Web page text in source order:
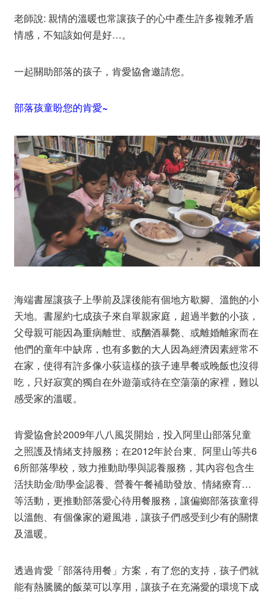
老師說: 親情的溫暖也常讓孩子的心中產生許多複雜矛盾
情感，不知該如何是好…。
一起關助部落的孩子，肯愛協會邀請您。
部落孩童盼您的肯愛~
海端書屋讓孩子上學前及課後能有個地方歇腳、溫飽的小
天地。書屋約七成孩子來自單親家庭，超過半數的小孩，
父母親可能因為重病離世、或酗酒暴斃、或離婚離家而在
他們的童年中缺席，也有多數的大人因為經濟因素經常不
在家，使得有許多像小荻這樣的孩子連早餐或晚飯也沒得
吃，只好寂寞的獨自在外遊蕩或待在空蕩蕩的家裡，難以
感受家的溫暖。
肯愛協會於2009年八八風災開始，投入阿里山部落兒童
之照護及情緒支持服務；在2012年於台東、阿里山等共6
6所部落學校，致力推動助學與認養服務，其內容包含生
活扶助金/助學金認養、營養午餐補助發放、情緒療育…
等活動，更推動部落愛心待用餐服務，讓偏鄉部落孩童得
以溫飽、有個像家的避風港，讓孩子們感受到少有的關懷
及溫暖。
透過肯愛「部落待用餐」方案，有了您的支持，孩子們就
能有熱騰騰的飯菜可以享用，讓孩子在充滿愛的環境下成